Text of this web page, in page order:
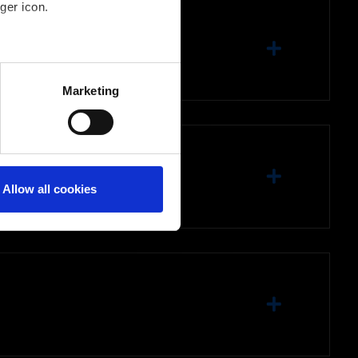
icon.
meters
Marketing
Allow all cookies